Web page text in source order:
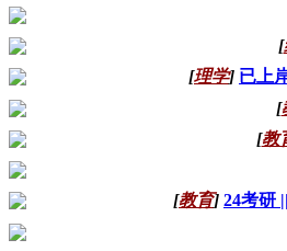
[
[理学] 已上
[
[教
[教育] 24考研